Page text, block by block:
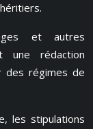
et autres
une rédaction
des régimes de
les stipulations